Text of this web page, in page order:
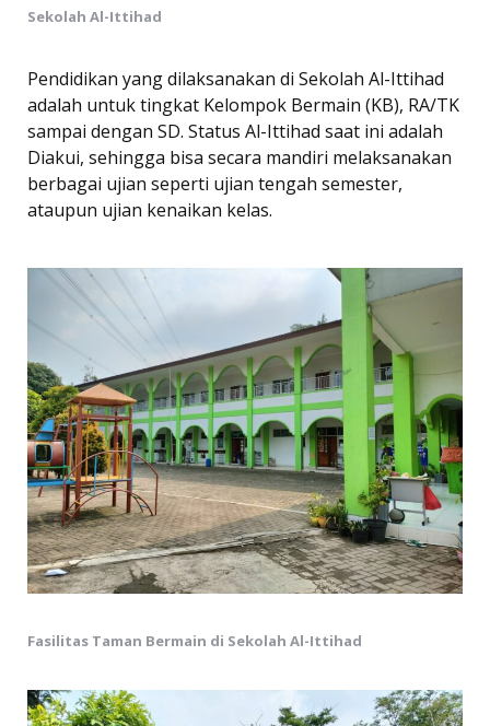
Sekolah Al-Ittihad
Pendidikan yang dilaksanakan di Sekolah Al-Ittihad
adalah untuk tingkat Kelompok Bermain (KB), RA/TK
sampai dengan SD. Status Al-Ittihad saat ini adalah
Diakui, sehingga bisa secara mandiri melaksanakan
berbagai ujian seperti ujian tengah semester,
ataupun ujian kenaikan kelas.
Fasilitas Taman Bermain di Sekolah Al-Ittihad